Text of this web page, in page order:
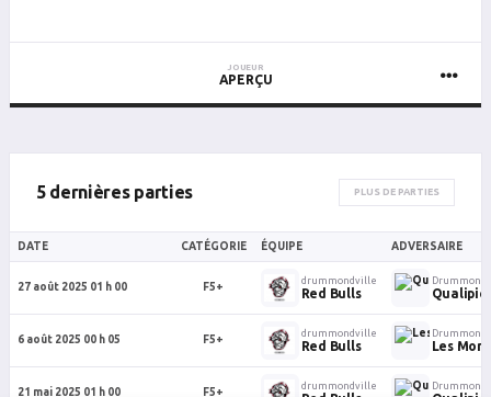
JOUEUR
APERÇU
5 dernières parties PLUS DE PARTIES
DATE CATÉGORIE ÉQUIPE ADVERSAIRE
27 août 2025 01 h 00 F5+
drummondville
Red Bulls
6 août 2025 00 h 05 F5+
drummondville
Red Bulls
Drummond
Les
21 mai 2025 01 h 00 F5+
drummondville